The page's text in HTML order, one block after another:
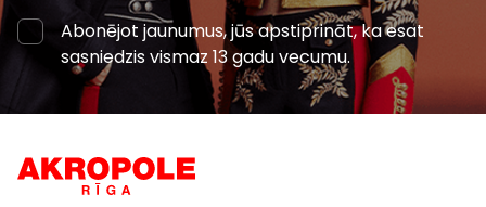
Abonējot jaunumus, jūs apstiprināt, ka esat
sasniedzis vismaz 13 gadu vecumu.